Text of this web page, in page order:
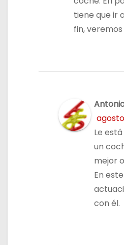
tiene que ir
fin,
Le
un
mejor
En
con él.